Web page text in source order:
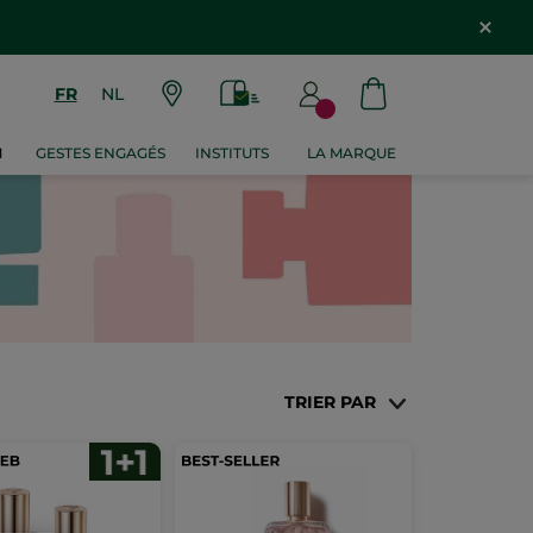
FR NL
GESTES ENGAGÉS INSTITUTS LA MARQUE
TRIER PAR